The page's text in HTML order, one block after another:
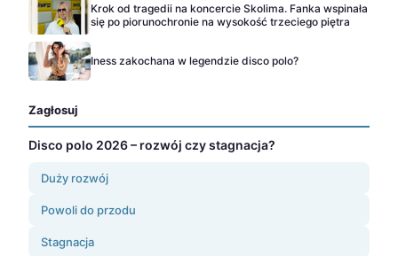
Krok od tragedii na koncercie Skolima. Fanka wspinała
się po piorunochronie na wysokość trzeciego piętra
Iness zakochana w legendzie disco polo?
Zagłosuj
Disco polo 2026 – rozwój czy stagnacja?
Duży rozwój
Powoli do przodu
Stagnacja